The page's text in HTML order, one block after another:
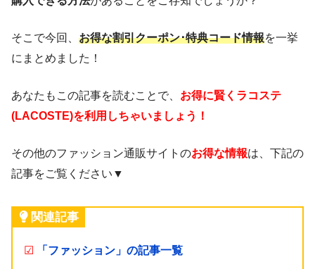
そこで今回、 お得な割引クーポン･特典コード情報を一挙
にまとめました！
あなたもこの記事を読むことで、 お得に賢くラコステ
(LACOSTE)を利用しちゃいましょう！
その他のファッション通販サイトのお得な情報は、下記の
記事をご覧ください▼
関連記事
☑ 「ファッション」の記事一覧